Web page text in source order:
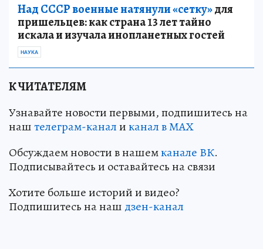
Над СССР военные натянули «сетку»для
пришельцев: как страна 13 лет тайно
искала и изучала инопланетных гостей
НАУКА
К ЧИТАТЕЛЯМ
Узнавайте новости первыми, подпишитесь на
наштелеграм-каналиканал в МАХ
Обсуждаем новости в нашемканале ВК.
Подписывайтесь и оставайтесь на связи
Хотите больше историй и видео?
Подпишитесь на наш дзен-канал